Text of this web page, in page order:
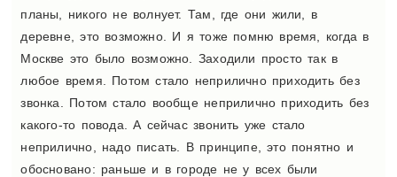
планы, никого не волнует. Там, где они жили, в
деревне, это возможно. И я тоже помню время, когда в
Москве это было возможно. Заходили просто так в
любое время. Потом стало неприлично приходить без
звонка. Потом стало вообще неприлично приходить без
какого-то повода. А сейчас звонить уже стало
неприлично, надо писать. В принципе, это понятно и
обосновано: раньше и в городе не у всех были